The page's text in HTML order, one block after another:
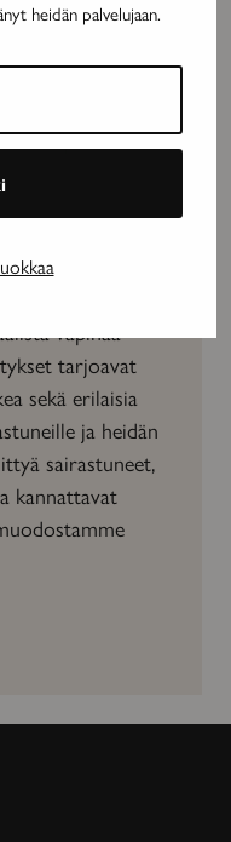
heidän palvelujaan.
joissa
vapinaa
tarjoavat
sekä erilaisia
ja heidän
sairastuneet,
kannattavat